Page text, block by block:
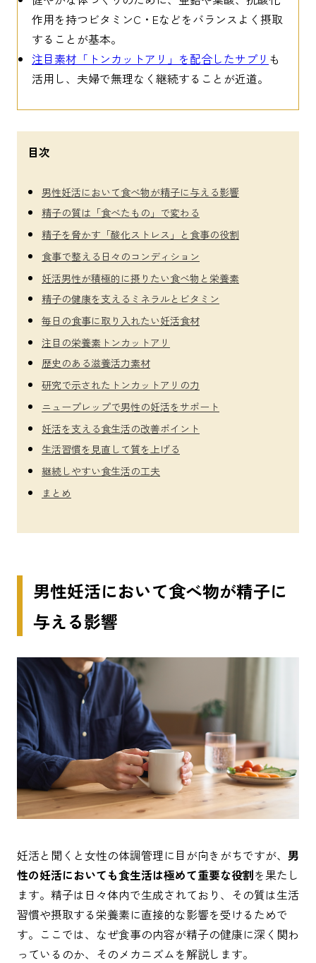
作用を持つビタミンC・Eなどをバランスよく摂取
することが基本。
注目素材「トンカットアリ」を配合したサプリ も
活用し、夫婦で無理なく継続することが近道。
目次
男性妊活において食べ物が精子に与える影響
精子の質は「食べたもの」で変わる
精子を脅かす「酸化ストレス」と食事の役割
食事で整える日々のコンディション
妊活男性が積極的に摂りたい食べ物と栄養素
精子の健康を支えるミネラルとビタミン
毎日の食事に取り入れたい妊活食材
注目の栄養素トンカットアリ
歴史のある滋養活力素材
研究で示されたトンカットアリの力
ニュープレップで男性の妊活をサポート
妊活を支える食生活の改善ポイント
生活習慣を見直して質を上げる
継続しやすい食生活の工夫
まとめ
男性妊活において食べ物が精子に
与える影響
妊活と聞くと女性の体調管理に目が向きがちですが、 男
性の妊活においても食生活は極めて重要な役割を果たし
ます。精子は日々体内で生成されており、その質は生活
習慣や摂取する栄養素に直接的な影響を受けるためで
す。ここでは、なぜ食事の内容が精子の健康に深く関わ
っているのか、そのメカニズムを解説します。